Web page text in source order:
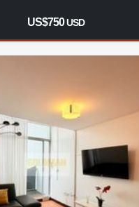
US$750USD